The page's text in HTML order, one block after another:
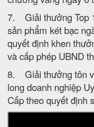
7. Giải thưởng Top
sản phẩm két bạc
quyết định khen
và cấp phép UBND
8. Giải thưởng tôn
long doanh nghiệp
Cấp theo quyết định